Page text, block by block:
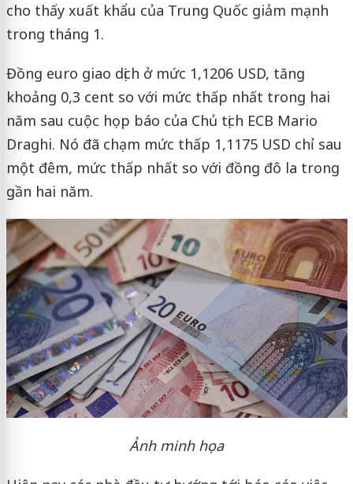
cho thấy xuất khẩu của Trung Quốc giảm mạnh
trong tháng 1.
Đồng euro giao dịch ở mức 1,1206 USD, tăng
khoảng 0,3 cent so với mức thấp nhất trong hai
năm sau cuộc họp báo của Chủ tịch ECB Mario
Draghi. Nó đã chạm mức thấp 1,1175 USD chỉ sau
một đêm, mức thấp nhất so với đồng đô la trong
gần hai năm.
Ảnh minh họa